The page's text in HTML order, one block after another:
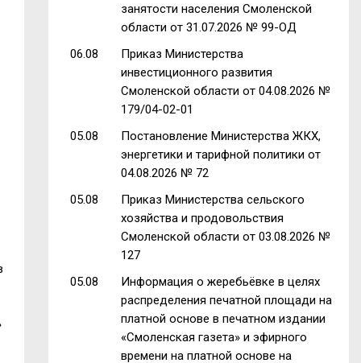
занятости населения Смоленской
области от 31.07.2026 № 99-ОД
06.08
Приказ Министерства
инвестиционного развития
Смоленской области от 04.08.2026 №
179/04-02-01
05.08
Постановление Министерства ЖКХ,
энергетики и тарифной политики от
04.08.2026 № 72
05.08
Приказ Министерства сельского
хозяйства и продовольствия
Смоленской области от 03.08.2026 №
127
05.08
Информация о жеребьёвке в целях
распределения печатной площади на
платной основе в печатном издании
«Смоленская газета» и эфирного
времени на платной основе на